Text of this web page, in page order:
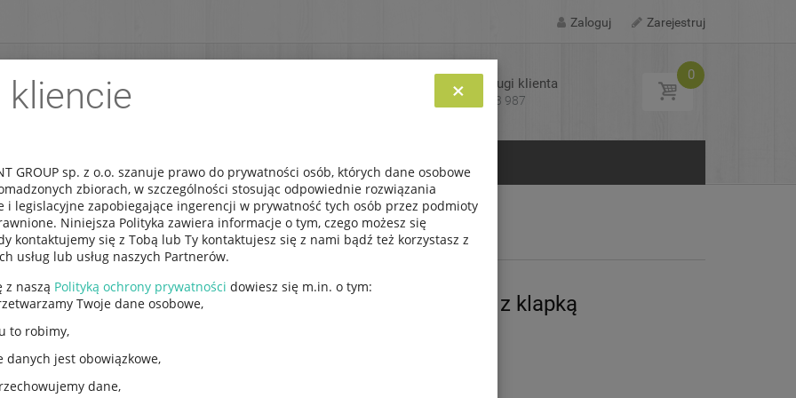
Zaloguj Zarejestruj
Biuro obsługi klienta
Tel: 693 713 987
0
Waga kieszonkowa 500 x 0,1g z klapką
kliencie ×
GROUP sp. z o.o. szanuje prawo do prywatności osób, których dane osobowe
zbiorach, w szczególności stosując odpowiednie rozwiązania
i legislacyjne zapobiegające ingerencji w prywatność tych osób przez podmioty
Niniejsza Polityka zawiera informacje o tym, czego możesz się
kontaktujemy się z Tobą lub Ty kontaktujesz się z nami bądź też korzystasz z
usług lub usług naszych Partnerów.
z naszą Polityką ochrony prywatności dowiesz się m.in. o tym:
Twoje dane osobowe,
to robimy,
danych jest obowiązkowe,
dane,